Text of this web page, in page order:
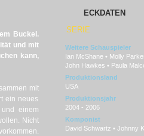
Buckel.
und mit
kann,
mit
ein neues
einem
Nicht
ECKDATEN
SERIE
Weitere Schauspieler
Ian McShane • Molly
John Hawkes • Paula
Produktionsland
USA
Produktionsjahr
2004 - 2006
Komponist
David Schwartz • Johnny